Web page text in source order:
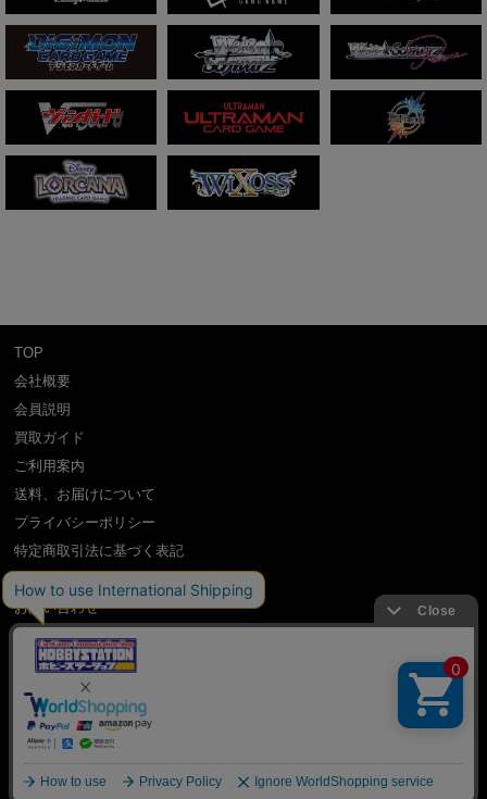
TOP
会社概要
会員説明
買取ガイド
ご利用案内
送料、お届けについて
プライバシーポリシー
特定商取引法に基づく表記
お問い合わせ
利用規約
International Shipping Guidance
copyright (c) Hobby Station all rights reserved.